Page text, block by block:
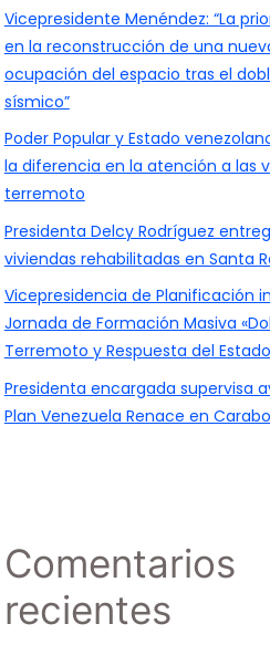
Vicepresidente Menéndez: “La
en la reconstrucción de una
ocupación del espacio tras el
sísmico”
Poder Popular y Estado
la diferencia en la atención a las
terremoto
Presidenta Delcy Rodríguez
viviendas rehabilitadas en Santa
Vicepresidencia de Planificación
Jornada de Formación Masiva
Terremoto y Respuesta del
Presidenta encargada supervisa
Plan Venezuela Renace en
Comentarios
recientes